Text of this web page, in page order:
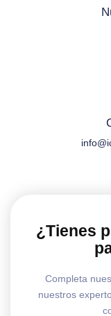
¿Tienes
Completa
nuestros